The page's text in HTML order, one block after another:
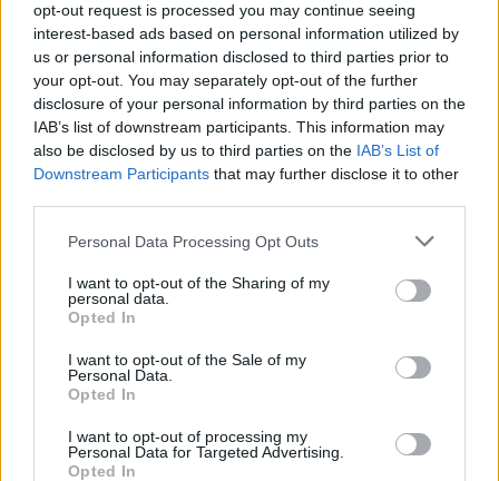
opt-out request is processed you may continue seeing
interest-based ads based on personal information utilized by
us or personal information disclosed to third parties prior to
your opt-out. You may separately opt-out of the further
disclosure of your personal information by third parties on the
IAB’s list of downstream participants. This information may
also be disclosed by us to third parties on the IAB’s List of
Downstream Participants that may further disclose it to other
Personal Data Processing Opt Outs
I want to opt-out of the Sharing of my
personal data.
Opted In
I want to opt-out of the Sale of my
Personal Data.
Opted In
I want to opt-out of processing my
Personal Data for Targeted Advertising.
Opted In
SHOWBIZ
Ελίνα Κέφη: Παντρεύτηκε με τον αγαπημένο
της, Πάνο Μιχαλόπουλο - Στιγμιότυπα από
τον γάμο της
09:32 @29-05-2023